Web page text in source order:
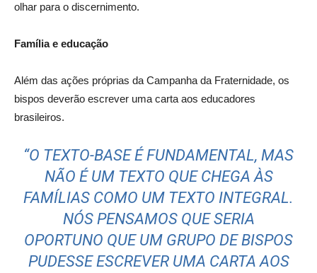
olhar para o discernimento.
Família e educação
Além das ações próprias da Campanha da Fraternidade, os
bispos deverão escrever uma carta aos educadores
brasileiros.
“O TEXTO-BASE É FUNDAMENTAL, MAS
NÃO É UM TEXTO QUE CHEGA ÀS
FAMÍLIAS COMO UM TEXTO INTEGRAL.
NÓS PENSAMOS QUE SERIA
OPORTUNO QUE UM GRUPO DE BISPOS
PUDESSE ESCREVER UMA CARTA AOS